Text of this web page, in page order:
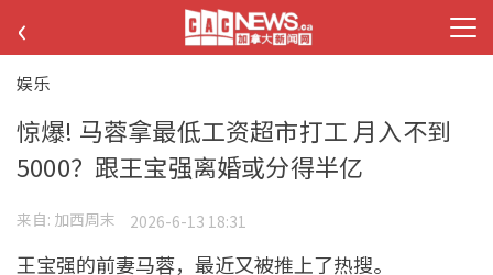
‹
娱乐
惊爆! 马蓉拿最低工资超市打工 月入不到
5000？跟王宝强离婚或分得半亿
来自: 加西周末 2026-6-13 18:31
王宝强的前妻马蓉，最近又被推上了热搜。